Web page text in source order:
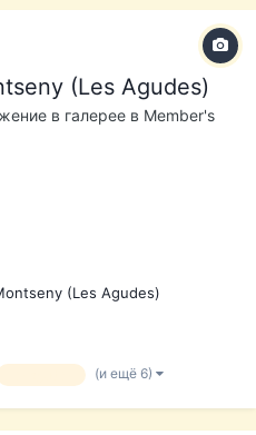
(Les Agudes)
в галерее в Member's
(Les Agudes)
(и ещё 6)